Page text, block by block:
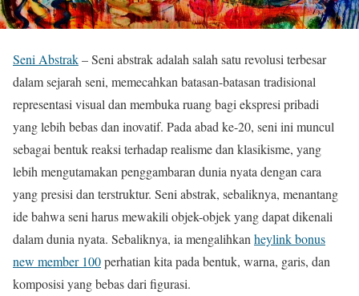
Seni Abstrak– Seni abstrak adalah salah satu revolusi terbesar
dalam sejarah seni, memecahkan batasan-batasan tradisional
representasi visual dan membuka ruang bagi ekspresi pribadi
yang lebih bebas dan inovatif. Pada abad ke-20, seni ini muncul
sebagai bentuk reaksi terhadap realisme dan klasikisme, yang
lebih mengutamakan penggambaran dunia nyata dengan cara
yang presisi dan terstruktur. Seni abstrak, sebaliknya, menantang
ide bahwa seni harus mewakili objek-objek yang dapat dikenali
dalam dunia nyata. Sebaliknya, ia mengalihkan heylink bonus
new member 100perhatian kita pada bentuk, warna, garis, dan
komposisi yang bebas dari figurasi.